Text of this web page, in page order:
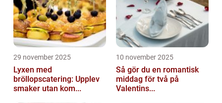
29 november 2025
Lyxen med
bröllopscatering: Upplev
smaker utan kom...
10 november 2025
Så gör du en romantisk
middag för två på
Valentins...